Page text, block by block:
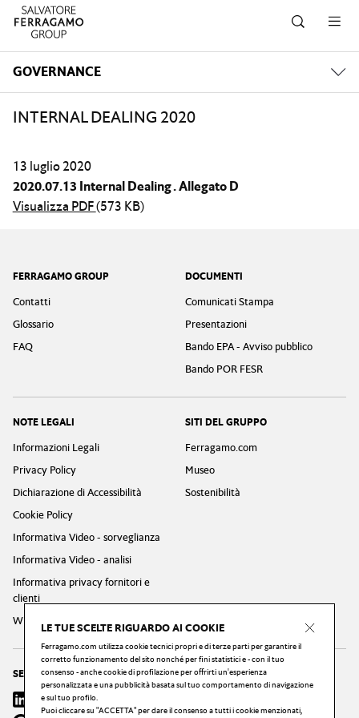
Salta alla navigazione
Salta al contenuto principale
Salta al piè di pagina
GOVERNANCE
INTERNAL DEALING 2020
13 luglio 2020
2020.07.13 Internal Dealing . Allegato D
Visualizza PDF(573 KB)
LE TUE SCELTE RIGUARDO AI COOKIE
Ferragamo.com utilizza cookie tecnici propri e di terze parti per garantire il
corretto funzionamento del sito nonché per fini statistici e - con il tuo
consenso - anche cookie di profilazione per offrirti un'esperienza
personalizzata e una pubblicità basata sul tuo comportamento di navigazione
e sul tuo profilo.
Puoi cliccare su "ACCETTA" per dare il consenso a tutti i cookie menzionati,
Footer
FERRAGAMO GROUP
Contatti
Glossario
FAQ
DOCUMENTI
Comunicati Stampa
Presentazioni
Bando EPA - Avviso pubblico
Bando POR FESR
NOTE LEGALI
Informazioni Legali
Privacy Policy
Dichiarazione di Accessibilità
Cookie Policy
Informativa Video - sorveglianza
Informativa Video - analisi
Informativa privacy fornitori e
clienti
Whistleblowing Privacy Policy
SITI DEL GRUPPO
Ferragamo.com
Museo
Sostenibilità
SEGUICI
Linkedin Instagram